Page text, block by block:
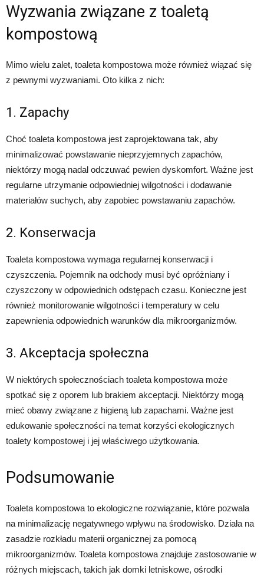
Wyzwania związane z toaletą
kompostową
Mimo wielu zalet, toaleta kompostowa może również wiązać się
z pewnymi wyzwaniami. Oto kilka z nich:
1. Zapachy
Choć toaleta kompostowa jest zaprojektowana tak, aby
minimalizować powstawanie nieprzyjemnych zapachów,
niektórzy mogą nadal odczuwać pewien dyskomfort. Ważne jest
regularne utrzymanie odpowiedniej wilgotności i dodawanie
materiałów suchych, aby zapobiec powstawaniu zapachów.
2. Konserwacja
Toaleta kompostowa wymaga regularnej konserwacji i
czyszczenia. Pojemnik na odchody musi być opróżniany i
czyszczony w odpowiednich odstępach czasu. Konieczne jest
również monitorowanie wilgotności i temperatury w celu
zapewnienia odpowiednich warunków dla mikroorganizmów.
3. Akceptacja społeczna
W niektórych społecznościach toaleta kompostowa może
spotkać się z oporem lub brakiem akceptacji. Niektórzy mogą
mieć obawy związane z higieną lub zapachami. Ważne jest
edukowanie społeczności na temat korzyści ekologicznych
toalety kompostowej i jej właściwego użytkowania.
Podsumowanie
Toaleta kompostowa to ekologiczne rozwiązanie, które pozwala
na minimalizację negatywnego wpływu na środowisko. Działa na
zasadzie rozkładu materii organicznej za pomocą
mikroorganizmów. Toaleta kompostowa znajduje zastosowanie w
różnych miejscach, takich jak domki letniskowe, ośrodki